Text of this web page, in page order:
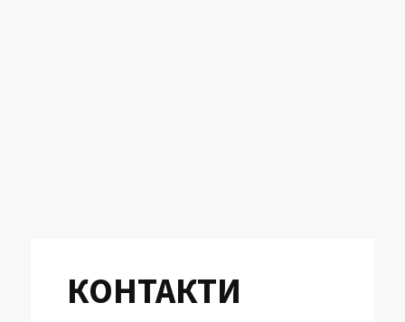
КОНТАКТИ